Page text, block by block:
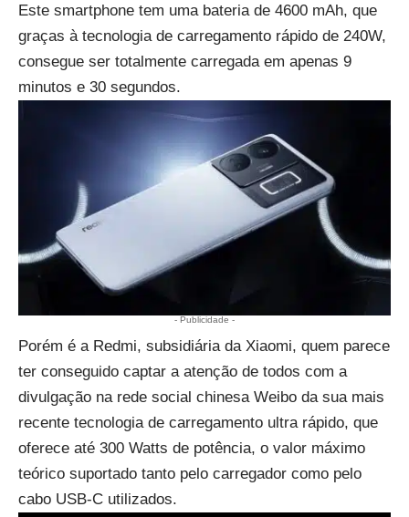
Este smartphone tem uma bateria de 4600 mAh, que
graças à tecnologia de carregamento rápido de 240W,
consegue ser totalmente carregada em apenas 9
minutos e 30 segundos.
- Publicidade -
Porém é a Redmi, subsidiária da Xiaomi, quem parece
ter conseguido captar a atenção de todos com a
divulgação na rede social chinesa Weibo da sua mais
recente tecnologia de carregamento ultra rápido, que
oferece até 300 Watts de potência, o valor máximo
teórico suportado tanto pelo carregador como pelo
cabo USB-C utilizados.